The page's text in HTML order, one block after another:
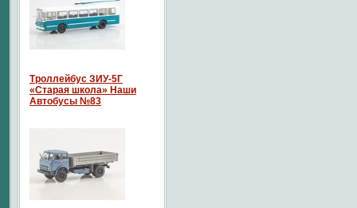
Троллейбус ЗИУ-5Г
«Старая школа» Наши
Автобусы №83